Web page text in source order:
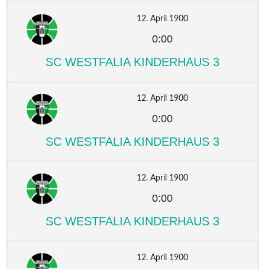
12. April 1900
0:00
SC WESTFALIA KINDERHAUS 3
12. April 1900
0:00
SC WESTFALIA KINDERHAUS 3
12. April 1900
0:00
SC WESTFALIA KINDERHAUS 3
12. April 1900